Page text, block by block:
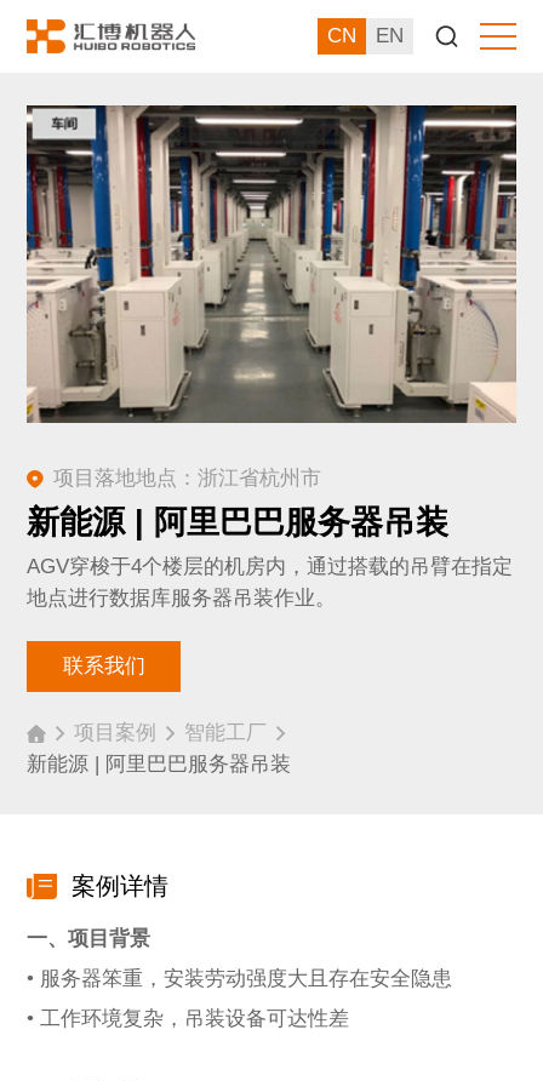
CN EN
项目落地地点：浙江省杭州市
新能源 | 阿里巴巴服务器吊装
AGV穿梭于4个楼层的机房内，通过搭载的吊臂在指定
地点进行数据库服务器吊装作业。
联系我们
项目案例
智能工厂
新能源 | 阿里巴巴服务器吊装
案例详情
一、项目背景
• 服务器笨重，安装劳动强度大且存在安全隐患
• 工作环境复杂，吊装设备可达性差